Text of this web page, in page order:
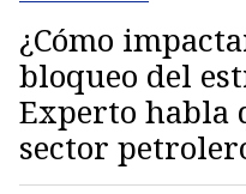
¿Cómo
bloqueo del
Experto habla
sector